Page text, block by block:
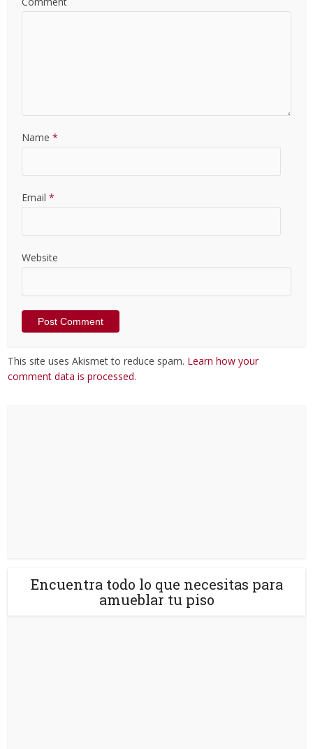
Name *
Email *
Website
This site uses Akismet to reduce spam. Learn how your
comment data is processed.
Encuentra todo lo que necesitas para
amueblar tu piso